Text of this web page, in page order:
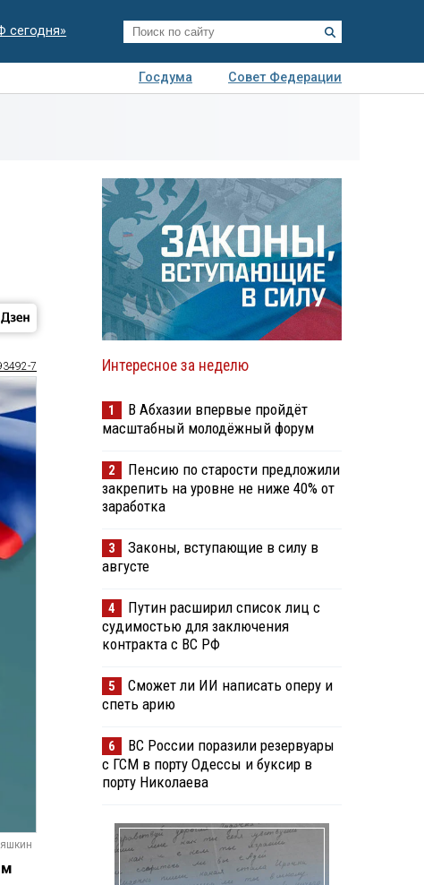
сегодня»
Госдума
Совет Федерации
7 Интересное за неделю
1
В Абхазии впервые пройдёт
масштабный молодёжный форум
2
Пенсию по старости предложили
закрепить на уровне не ниже 40% от
заработка
3
Законы, вступающие в силу в
августе
4
Путин расширил список лиц с
судимостью для заключения
контракта с ВС РФ
5
Сможет ли ИИ написать оперу и
спеть арию
6
ВС России поразили резервуары
с ГСМ в порту Одессы и буксир в
порту Николаева